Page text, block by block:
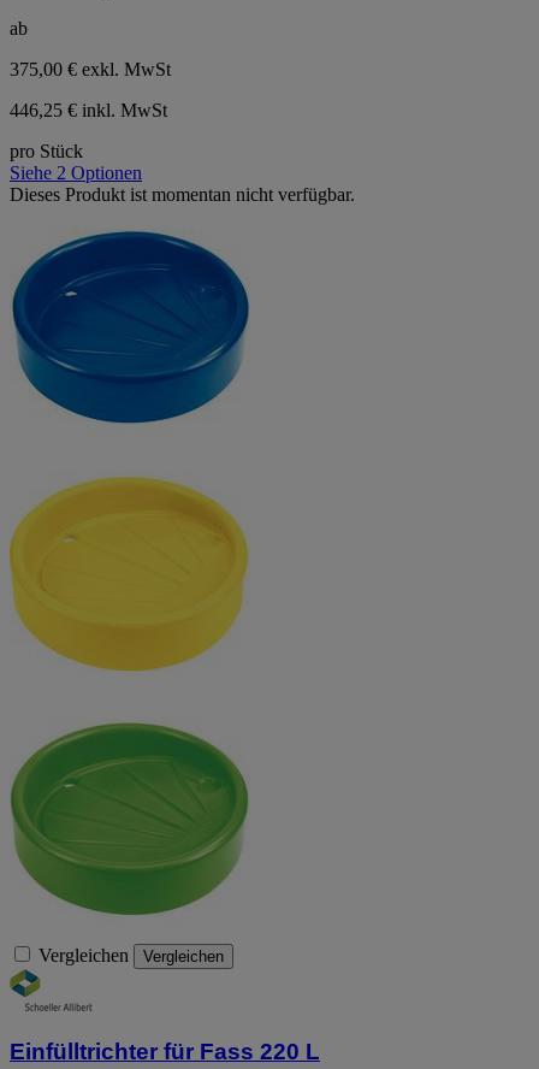
ab
375,00 € exkl. MwSt
446,25 € inkl. MwSt
pro Stück
Siehe 2 Optionen
Dieses Produkt ist momentan nicht verfügbar.
Vergleichen Vergleichen
Einfülltrichter für Fass 220 L